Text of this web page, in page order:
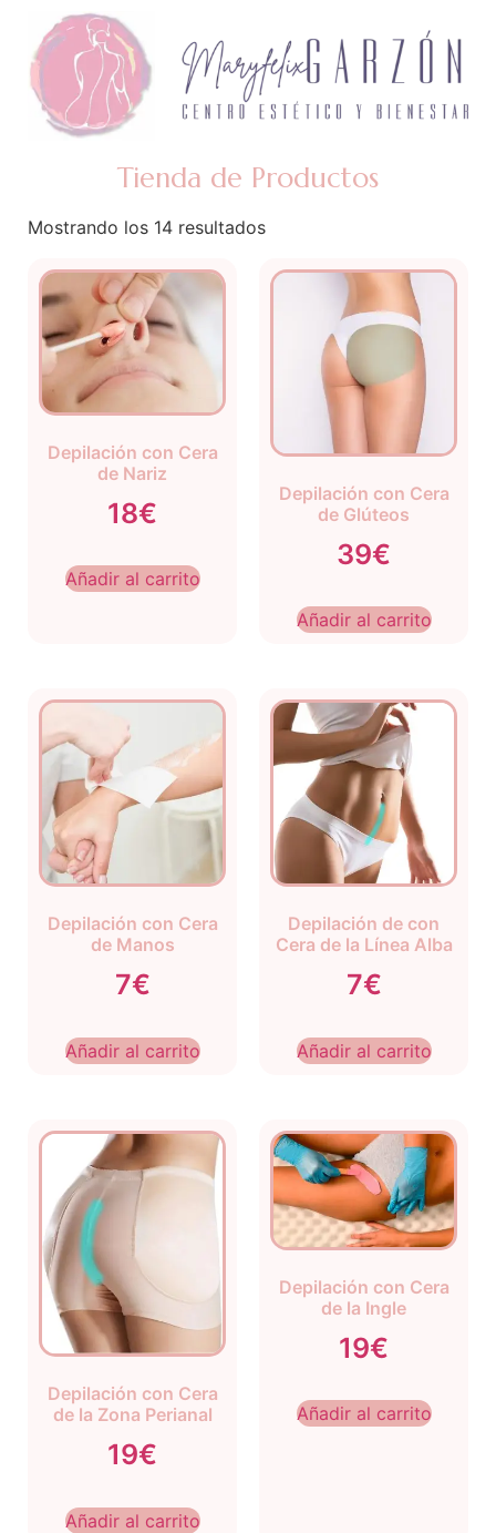
Tienda de Productos
Mostrando los 14 resultados
Depilación con Cera
de Nariz
18€
Añadir al carrito
Depilación con Cera
de Glúteos
39€
Añadir al carrito
Depilación con Cera
de Manos
7€
Añadir al carrito
Depilación de con
Cera de la Línea Alba
7€
Añadir al carrito
Depilación con Cera
de la Zona Perianal
19€
Añadir al carrito
Depilación con Cera
de la Ingle
19€
Añadir al carrito